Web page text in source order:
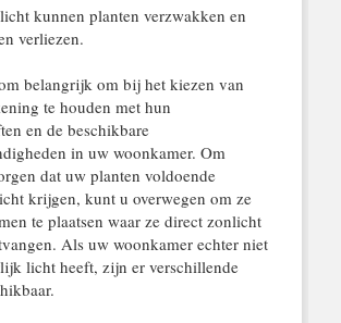
kunnen planten verzwakken en
verliezen.
belangrijk om bij het kiezen van
te houden met hun
en de beschikbare
in uw woonkamer. Om
dat uw planten voldoende
krijgen, kunt u overwegen om ze
te plaatsen waar ze direct zonlicht
Als uw woonkamer echter niet
licht heeft, zijn er verschillende